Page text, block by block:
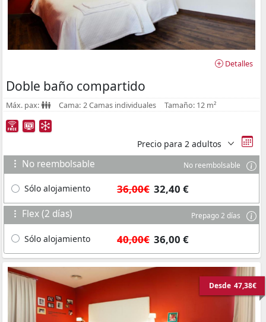
Detalles
Doble baño compartido
Máx. pax: Cama: 2 Camas individuales Tamaño: 12 m²
Precio para 2 adultos
No reembolsable No reembolsable
Sólo alojamiento 36,00€ 32,40 €
Flex (2 días) Prepago 2 días
Sólo alojamiento 40,00€ 36,00 €
Desde 47,38€